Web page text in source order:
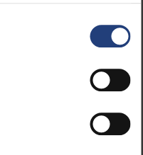
Geenen)